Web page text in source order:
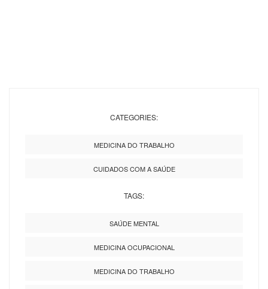
CATEGORIES:
MEDICINA DO TRABALHO
CUIDADOS COM A SAÚDE
TAGS:
SAÚDE MENTAL
MEDICINA OCUPACIONAL
MEDICINA DO TRABALHO